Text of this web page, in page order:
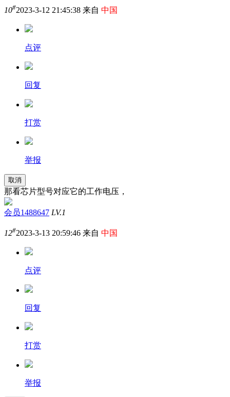
10#2023-3-12 21:45:38 来自 中国
点评
回复
打赏
举报
取消
那看芯片型号对应它的工作电压，
会员1488647 LV.1
12#2023-3-13 20:59:46 来自 中国
点评
回复
打赏
举报